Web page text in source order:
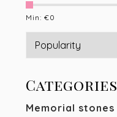
Min: €0
Categories
Memorial stones